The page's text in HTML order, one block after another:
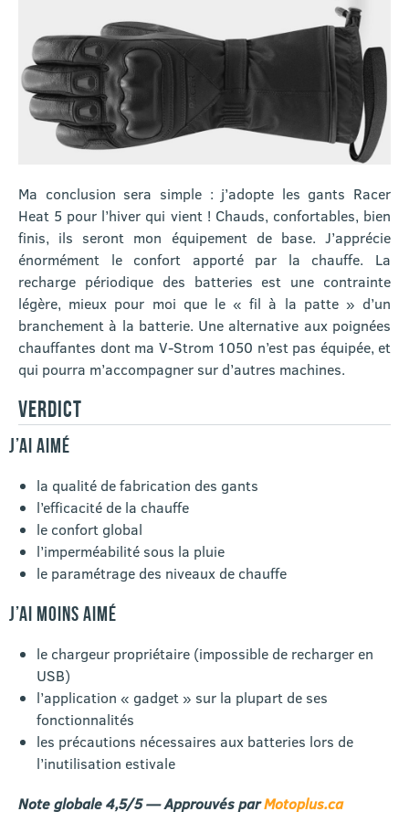
Ma conclusion sera simple : j’adopte les gants Racer
Heat 5 pour l’hiver qui vient ! Chauds, confortables, bien
finis, ils seront mon équipement de base. J’apprécie
énormément le confort apporté par la chauffe. La
recharge périodique des batteries est une contrainte
légère, mieux pour moi que le « fil à la patte » d’un
branchement à la batterie. Une alternative aux poignées
chauffantes dont ma V-Strom 1050 n’est pas équipée, et
qui pourra m’accompagner sur d’autres machines.
VERDICT
J’AI AIMÉ
la qualité de fabrication des gants
l’efficacité de la chauffe
le confort global
l’imperméabilité sous la pluie
le paramétrage des niveaux de chauffe
J’AI MOINS AIMÉ
le chargeur propriétaire (impossible de recharger en
USB)
l’application « gadget » sur la plupart de ses
fonctionnalités
les précautions nécessaires aux batteries lors de
l’inutilisation estivale
Note globale 4,5/5 — Approuvés parMotoplus.ca